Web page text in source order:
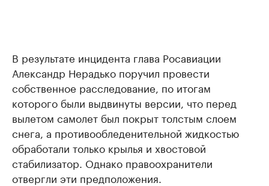
В результате инцидента глава Росавиации
Александр Нерадько поручил провести
собственное расследование, по итогам
которого были выдвинуты версии, что перед
вылетом самолет был покрыт толстым слоем
снега, а противообледенительной жидкостью
обработали только крылья и хвостовой
стабилизатор. Однако правоохранители
отвергли эти предположения.